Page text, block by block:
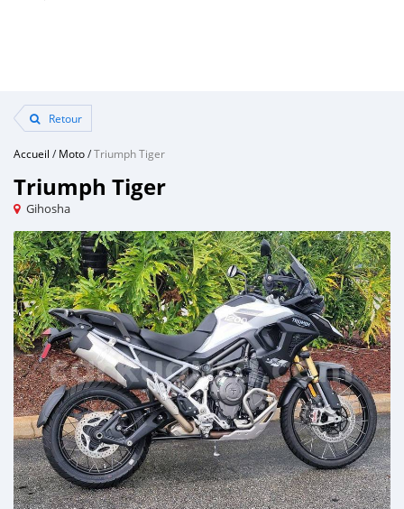
Retour
Accueil /Moto/Triumph Tiger
Triumph Tiger
Gihosha